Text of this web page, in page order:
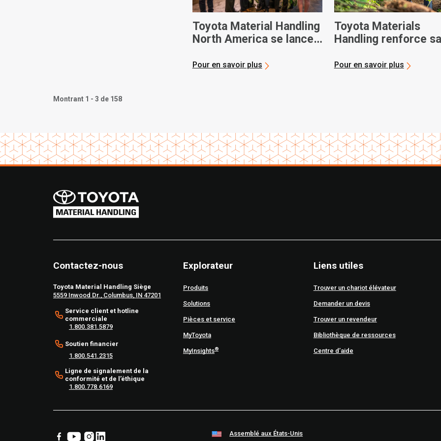
Toyota Material Handling
North America se lance
chariots élévateurs de
Pour en savoir plus
Toyota Materials
Handling renforce sa
journée annuelle de
Pour en savoir plus
Montrant 1 - 3 de 158
Contactez-nous
Toyota Material Handling Siège
5559 Inwood Dr., Columbus, IN 47201
Service client et hotline
commerciale
1.800.381.5879
Soutien financier
1.800.541.2315
Ligne de signalement de la
conformité et de l’éthique
1.800.778.6169
Explorateur
Produits
Solutions
Pièces et service
MyToyota
MyInsights®
Liens utiles
Trouver un chariot élévateur
Demander un devis
Trouver un revendeur
Bibliothèque de ressources
Centre d’aide
Assemblé aux États-Unis